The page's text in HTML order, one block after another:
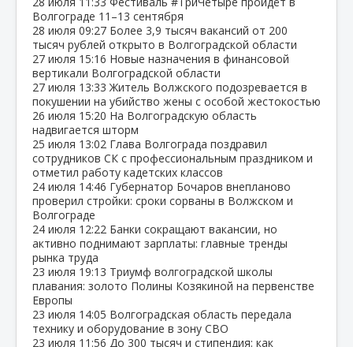
Волгограде 11–13 сентября
28 июля 09:27 Более 3,9 тысяч вакансий от 200
тысяч рублей открыто в Волгоградской области
27 июля 15:16 Новые назначения в финансовой
вертикали Волгоградской области
27 июля 13:33 Житель Волжского подозревается в
покушении на убийство жены с особой жестокостью
26 июля 15:20 На Волгоградскую область
надвигается шторм
25 июля 13:02 Глава Волгограда поздравил
сотрудников СК с профессиональным праздником и
отметил работу кадетских классов
24 июля 14:46 Губернатор Бочаров внепланово
проверил стройки: сроки сорваны в Волжском и
Волгограде
24 июля 12:22 Банки сокращают вакансии, но
активно поднимают зарплаты: главные тренды
рынка труда
23 июля 19:13 Триумф волгоградской школы
плавания: золото Полины Козякиной на первенстве
Европы
23 июля 14:05 Волгоградская область передала
технику и оборудование в зону СВО
23 июля 11:56 До 300 тысяч и стипендия: как